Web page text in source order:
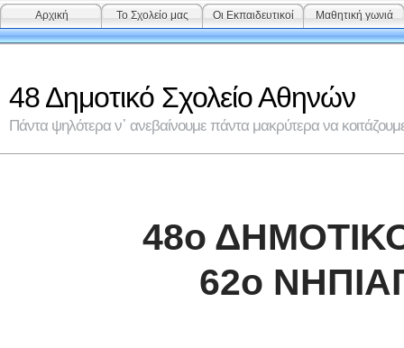
Αρχική Το Σχολείο μας Οι Εκπαιδευτικοί Μαθητική γωνιά
48 Δημοτικό Σχολείο Αθηνών
Πάντα ψηλότερα ν᾽ ανεβαίνουμε πάντα μακρύτερα να
48ο
62ο